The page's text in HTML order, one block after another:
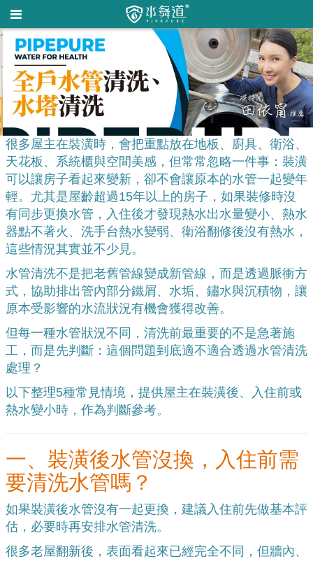
很多屋主在裝潢時，會把重點放在地板、廚具、衛浴、
天花板、系統櫃與空間美感，但常常忽略一件事：裝潢
可以讓房子看起來變新，卻不會讓原本的水管一起變年
輕。 尤其是屋齡超過15年以上的房子，如果裝修時沒
有同步更換水管，入住後才發現熱水出水量變小、熱水
器點不著火、洗手台熱水變弱、衛浴翻修後沒有熱水，
這些情況其實並不少見。
水管清洗不是把老舊管線變成新管線，而是透過脈衝方
式，協助排出管內部分鐵屑、水垢、鏽水與沉積物，讓
原本受影響的水流狀況有機會獲得改善。
但每一種水管狀況不同，清洗前最重要的不是急著施
工，而是先判斷：這個問題到底適不適合透過水管清洗
處理？
以下整理5種常見情境，提供屋主在裝潢後、入住前或
熱水變小時，作為判斷參考。
一、裝潢後水管沒換，入住前需
要清洗水管嗎？
如果裝潢後水管沒有一起更換，建議入住前先做基本評
估，必要時再安排水管清洗。
很多老屋翻新後，表面看起來已經完全不同，但牆內、